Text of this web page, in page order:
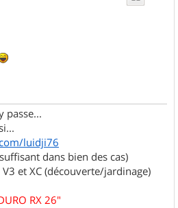
passe...
luidji76
dans bien des cas)
et XC (découverte/jardinage)
RX 26"